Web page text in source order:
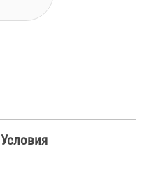
Условия